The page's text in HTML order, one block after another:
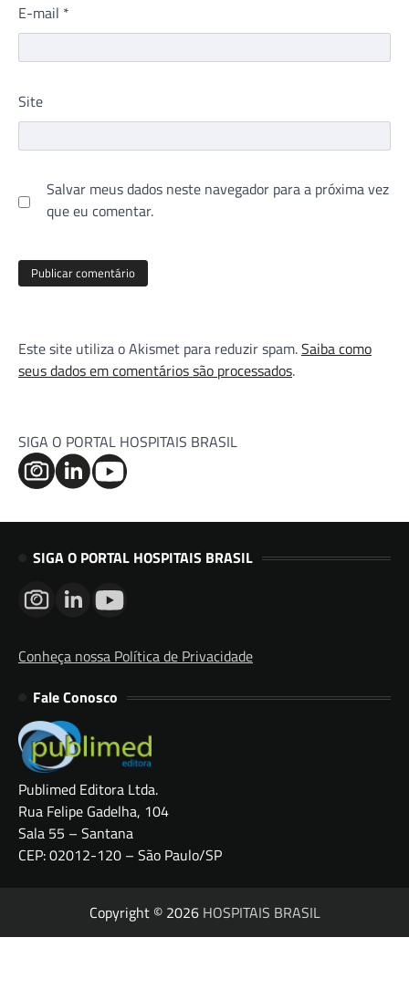
E-mail *
Site
Salvar meus dados neste navegador para a próxima vez
que eu comentar.
Este site utiliza o Akismet para reduzir spam.Saiba como
seus dados em comentários são processados.
SIGA O PORTAL HOSPITAIS BRASIL
SIGA O PORTAL HOSPITAIS BRASIL
Conheça nossa Política de Privacidade
Fale Conosco
Publimed Editora Ltda.
Rua Felipe Gadelha, 104
Sala 55 – Santana
CEP: 02012-120 – São Paulo/SP
Copyright © 2026 HOSPITAIS BRASIL